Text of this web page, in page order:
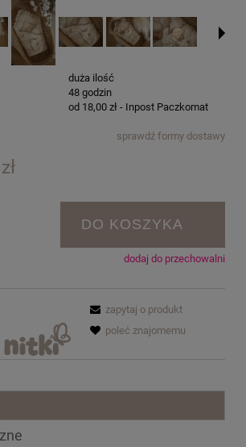
duża ilość
48 godzin
od 18,00 zł - Inpost Paczkomat
ewentualnych kosztów płatnościsprawdź formy dostawy
DO KOSZYKA
dodaj do przechowalni
zapytaj o produkt
poleć znajomemu